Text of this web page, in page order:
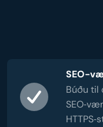
SEO-
Búðu til